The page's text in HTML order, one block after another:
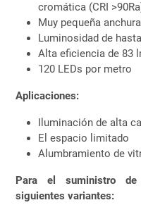
cromática (CRI
Muy pequeña
Luminosidad de
Alta eficiencia de 83
120 LEDs por metro
Aplicaciones:
Iluminación de alta
El espacio limitado
Alumbramiento de
Para el suministro de
siguientes variantes: